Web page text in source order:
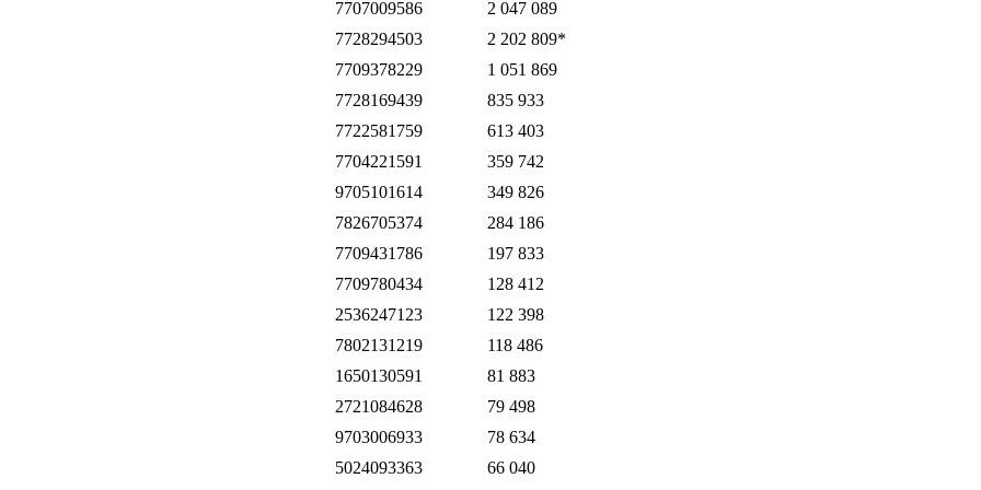
7707009586
2 047 089
7728294503
2 202 809*
7709378229
1 051 869
7728169439
835 933
7722581759
613 403
7704221591
359 742
9705101614
349 826
7826705374
284 186
7709431786
197 833
7709780434
128 412
2536247123
122 398
7802131219
118 486
1650130591
81 883
2721084628
79 498
9703006933
78 634
5024093363
66 040